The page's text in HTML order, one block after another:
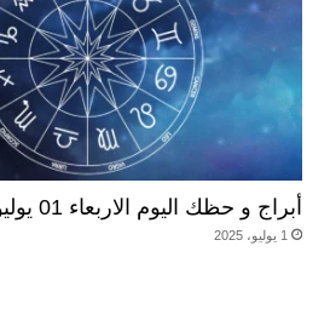
أبراج و حظك اليوم الاربعاء 01 يوليو 2025
1 يوليو، 2025